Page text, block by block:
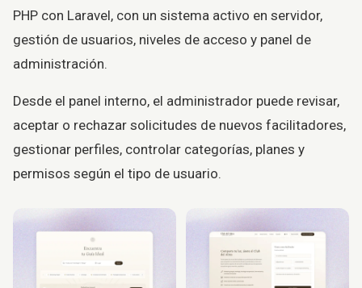
PHP con Laravel, con un sistema activo en servidor,
gestión de usuarios, niveles de acceso y panel de
administración.
Desde el panel interno, el administrador puede revisar,
aceptar o rechazar solicitudes de nuevos facilitadores,
gestionar perfiles, controlar categorías, planes y
permisos según el tipo de usuario.